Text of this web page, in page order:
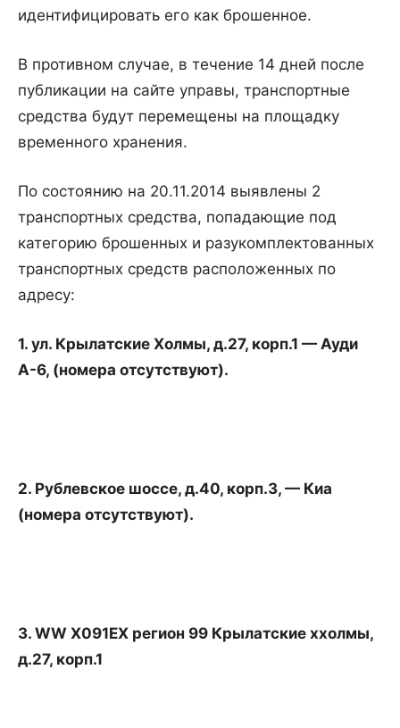
идентифицировать его как брошенное.
В противном случае, в течение 14 дней после
публикации на сайте управы, транспортные
средства будут перемещены на площадку
временного хранения.
По состоянию на 20.11.2014 выявлены 2
транспортных средства, попадающие под
категорию брошенных и разукомплектованных
транспортных средств расположенных по
адресу:
1. ул. Крылатские Холмы, д.27, корп.1 — Ауди
А-6, (номера отсутствуют).
2. Рублевское шоссе, д.40, корп.3, — Киа
(номера отсутствуют).
3. WW X091EX регион 99 Крылатские ххолмы,
д.27, корп.1